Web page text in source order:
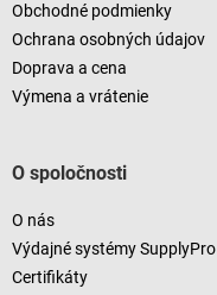
Obchodné podmienky
Ochrana osobných údajov
Doprava a cena
Výmena a vrátenie
O spoločnosti
O nás
Výdajné systémy SupplyPro
Certifikáty